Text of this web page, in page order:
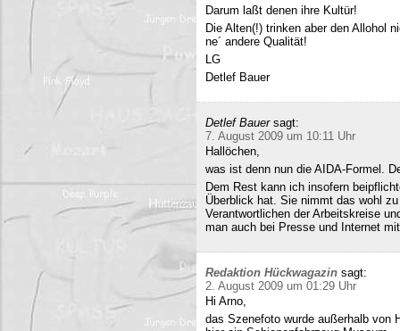
Darum laßt denen ihre Kultür!
Die Alten(!) trinken aber den Allohol
ne´ andere Qualität!
LG
Detlef Bauer
Detlef Bauer sagt:
7. August 2009 um 10:11 Uhr
Hallöchen,
was ist denn nun die AIDA-Formel.
Dem Rest kann ich insofern
Überblick hat. Sie nimmt das wohl
Verantwortlichen der Arbeitskreise
man auch bei Presse und Internet
Redaktion Hückwagazin sagt:
2. August 2009 um 01:29 Uhr
Hi Arno,
das Szenefoto wurde außerhalb von